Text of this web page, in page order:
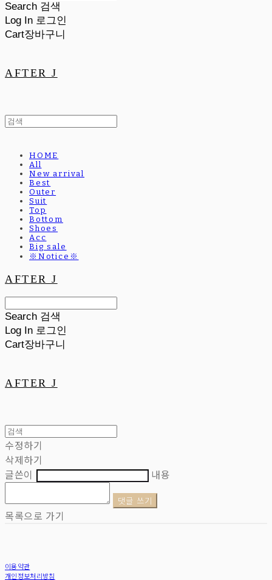
Search 검색
Log In 로그인
Cart장바구니
AFTER J
HOME
All
New arrival
Best
Outer
Suit
Top
Bottom
Shoes
Acc
Big sale
※Notice※
AFTER J
Search 검색
Log In 로그인
Cart장바구니
AFTER J
수정하기
삭제하기
글쓴이
내용
댓글 쓰기
목록으로 가기
이용약관
개인정보처리방침